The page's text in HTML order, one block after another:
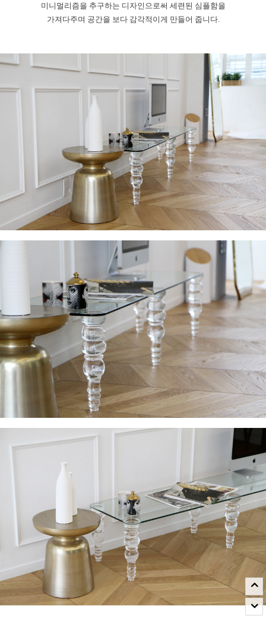
미니멀리즘을 추구하는 디자인으로써 세련된 심플함을
가져다주며 공간을 보다 감각적이게 만들어 줍니다.